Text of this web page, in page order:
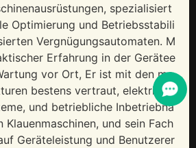
spezialisiert
Optimierung und Betriebsstabili
Vergnügungsautomaten. M
Erfahrung in der Gerätee
vor Ort, Er ist mit den me
bestens vertraut, elektrisch
und betriebliche Inbetriebna
Klauenmaschinen, und sein Fach
Geräteleistung und Benutzerer